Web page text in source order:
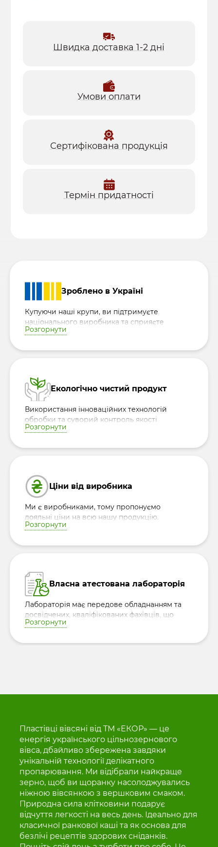
Швидка доставка 1-2 дні
Умови оплати
Сертифікована продукція
Термін придатності
Зроблено в Україні
Купуючи наші крупи, ви підтримуєте
національного виробника та сприяєте
розвитку української економіки, роблячи
Розгорнути
Екологічно чистий продукт
Використання інноваційних технологій
обробки та суворий контроль якості
дозволяють зберегти природні корисні
безпеку та натуральність продукції.
Розгорнути
Ціни від виробника
Ми є виробниками, тому пропонуємо
лояльні ціни на всю нашу продукцію.
Розгорнути
Власна атестована лабораторія
Лабораторія має передове обладнанням та
досвідчених, кваліфікованих фахівців, що
гарантує контроль якості сировини та
Розгорнути
Пластівці вівсяні від ТМ «ЕКОР» — це
енергія українського цільнозернового
вівса, дбайливо збережена завдяки
унікальній технології делікатного
пропарювання. Ми відібрали найкраще
зерно, щоб ви щоранку насолоджувались
ніжною вівсянкою з вершковим смаком.
Природна сила клітковини подарує
відчуття легкості на весь день. Ідеально для
класичної ранкової каші та як основа для
безлічі рецептів здорових сніданків.